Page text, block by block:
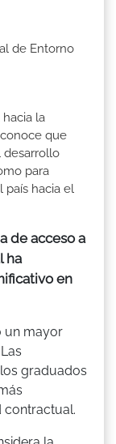
de Entorno
la
que
desarrollo
para
país hacia el
de acceso a
ha
en
un mayor
graduados
contractual.